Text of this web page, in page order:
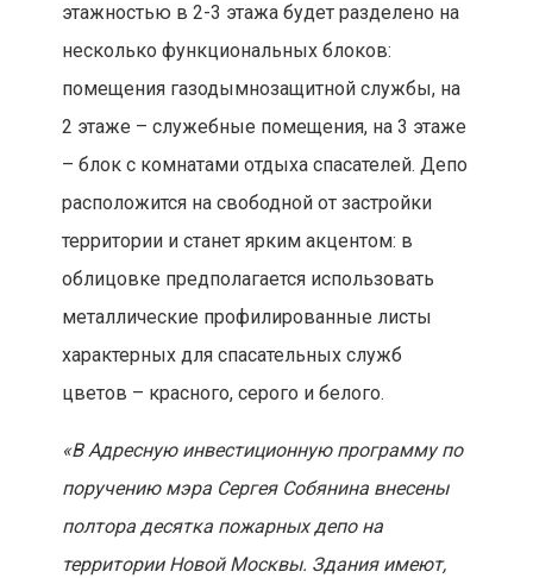
этажностью в 2-3 этажа будет разделено на
несколько функциональных блоков:
помещения газодымнозащитной службы, на
2 этаже – служебные помещения, на 3 этаже
– блок с комнатами отдыха спасателей. Депо
расположится на свободной от застройки
территории и станет ярким акцентом: в
облицовке предполагается использовать
металлические профилированные листы
характерных для спасательных служб
цветов – красного, серого и белого.
«В Адресную инвестиционную программу по
поручению мэра Сергея Собянина внесены
полтора десятка пожарных депо на
территории Новой Москвы. Здания имеют,